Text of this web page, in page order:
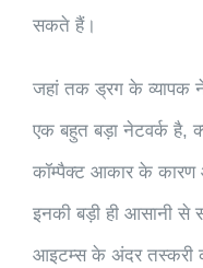
सकते हैं।
जहां तक ​​ड्रग के व्यापक
एक बहुत बड़ा नेटवर्क है,
कॉम्पैक्ट आकार के कारण
इनकी बड़ी ही आसानी
आइटम्स के अंदर तस्करी